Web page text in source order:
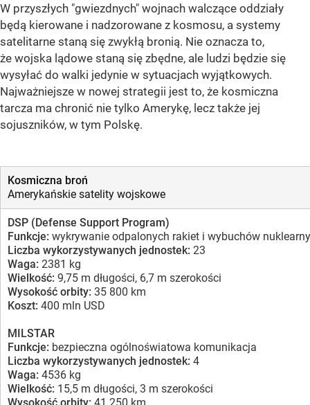
W przyszłych "gwiezdnych" wojnach walczące oddziały
będą kierowane i nadzorowane z kosmosu, a systemy
satelitarne staną się zwykłą bronią. Nie oznacza to,
że wojska lądowe staną się zbędne, ale ludzi będzie się
wysyłać do walki jedynie w sytuacjach wyjątkowych.
Najważniejsze w nowej strategii jest to, że kosmiczna
tarcza ma chronić nie tylko Amerykę, lecz także jej
sojuszników, w tym Polskę.
Kosmiczna broń
Amerykańskie satelity wojskowe
DSP (Defense Support Program)
Funkcje: wykrywanie odpalonych rakiet i wybuchów
Liczba wykorzystywanych jednostek: 23
Waga: 2381 kg
Wielkość: 9,75 m długości, 6,7 m szerokości
Wysokość orbity: 35 800 km
Koszt: 400 mln USD
MILSTAR
Funkcje: bezpieczna ogólnoświatowa komunikacja
Liczba wykorzystywanych jednostek: 4
Waga: 4536 kg
Wielkość: 15,5 m długości, 3 m szerokości